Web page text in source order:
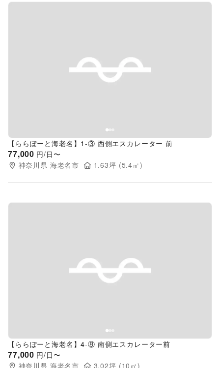
Previous slide
【ららぽーと海老名】1-③ 西側エスカレーター 前
77,000 円/日〜
神奈川県 海老名市 1.63坪 (5.4㎡)
Previous slide
【ららぽーと海老名】4-⑧ 南側エスカレーター前
77,000 円/日〜
神奈川県 海老名市 3.02坪 (10 ㎡)